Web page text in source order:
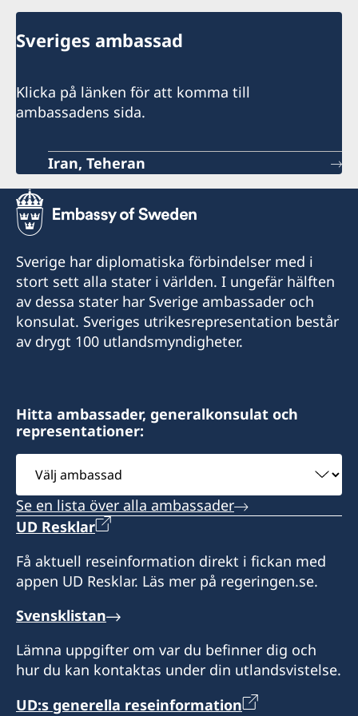
Sveriges ambassad
Klicka på länken för att komma till
ambassadens sida.
Iran, Teheran
Sverige har diplomatiska förbindelser med i
stort sett alla stater i världen. I ungefär hälften
av dessa stater har Sverige ambassader och
konsulat. Sveriges utrikesrepresentation består
av drygt 100 utlandsmyndigheter.
Hitta ambassader, generalkonsulat och
representationer:
ambassad
Se en lista över alla ambassader
UD Resklar
Få aktuell reseinformation direkt i fickan med
appen UD Resklar. Läs mer på regeringen.se.
Svensklistan
Lämna uppgifter om var du befinner dig och
hur du kan kontaktas under din utlandsvistelse.
UD:s generella reseinformation